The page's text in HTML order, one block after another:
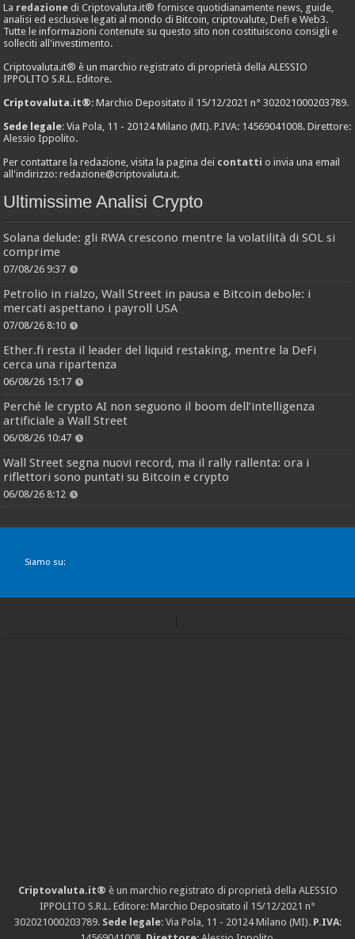
La redazione di Criptovaluta.it® fornisce quotidianamente news, guide,
analisi ed esclusive legati al mondo di Bitcoin, criptovalute, Defi e Web3.
Tutte le informazioni contenute su questo sito non costituiscono consigli e
solleciti all'investimento.
Criptovaluta.it® è un marchio registrato di proprietà della ALESSIO
IPPOLITO S.R.L. Editore.
Criptovaluta.it®: Marchio Depositato il 15/12/2021 n° 302021000203789.
Sede legale: Via Pola, 11 - 20124 Milano (MI). P.IVA: 14569041008. Direttore:
Alessio Ippolito.
Per contattare la redazione, visita la pagina dei contatti o invia una email
all'indirizzo:redazione@criptovaluta.it.
Ultimissime Analisi Crypto
Solana delude: gli RWA crescono mentre la volatilità di SOL si
comprime
07/08/26 9:37
Petrolio in rialzo, Wall Street in pausa e Bitcoin debole: i
mercati aspettano i payroll USA
07/08/26 8:10
Ether.fi resta il leader del liquid restaking, mentre la DeFi
cerca una ripartenza
06/08/26 15:17
Perché le crypto AI non seguono il boom dell’intelligenza
artificiale a Wall Street
06/08/26 10:47
Wall Street segna nuovi record, ma il rally rallenta: ora i
riflettori sono puntati su Bitcoin e crypto
06/08/26 8:12
Siamo su:
Criptovaluta.it® è un marchio registrato di proprietà della ALESSIO
IPPOLITO S.R.L. Editore: Marchio Depositato il 15/12/2021 n°
302021000203789. Sede legale: Via Pola, 11 - 20124 Milano (MI). P.IVA: